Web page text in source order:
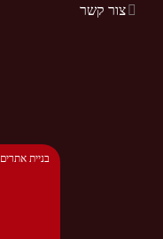
צור קשר
- בניית אתרים